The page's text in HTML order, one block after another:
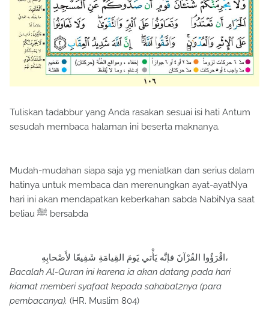
Tuliskan tadabbur yang Anda rasakan sesuai isi hati Antum
sesudah membaca halaman ini beserta maknanya.
Mudah-mudahan siapa saja yg meniatkan dan serius dalam
hatinya untuk membaca dan merenungkan ayat-ayatNya
hari ini akan mendapatkan keberkahan sabda NabiNya saat
beliau ﷺ bersabda
اقْرَؤُوا القُرْآنَ فإنَّه يَأْتي يَومَ القِيامَةِ شَفِيعًا لأَصْحابِهِ،
Bacalah Al-Quran ini karena ia akan datang pada hari
kiamat memberi syafaat kepada sahabat2nya (para
pembacanya). (HR. Muslim 804)